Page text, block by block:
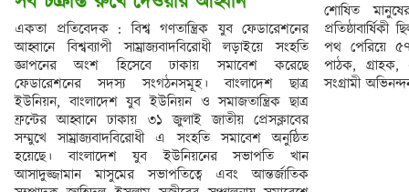
একতা প্রতিবেদক : বিশ্ব গণতান্ত্রিক যুব ফেডারেশনের
আহ্বানে বিশ্বব্যাপী সাম্রাজ্যবাদবিরোধী লড়াইয়ে সংহতি
জ্ঞাপনের অংশ হিসেবে ঢাকায় সমাবেশ করেছে
ফেডারেশনের সদস্য সংগঠনসমূহ। বাংলাদেশ ছাত্র
ইউনিয়ন, বাংলাদেশ যুব ইউনিয়ন ও সমাজতান্ত্রিক ছাত্র
ফ্রন্টের আহ্বানে ঢাকায় ৩১ জুলাই জাতীয় প্রেসক্লাবের
সম্মুখে সাম্রাজ্যবাদবিরোধী এ সংহতি সমাবেশ অনুষ্ঠিত
হয়েছে। বাংলাদেশ যুব ইউনিয়নের সভাপতি খান
আসাদুজ্জামান মাসুমের সভাপতিত্বে এবং আন্তর্জাতিক
শোষিত
পথ পেরিয়ে
পাঠক, গ্রাহক,
সংগ্রামী